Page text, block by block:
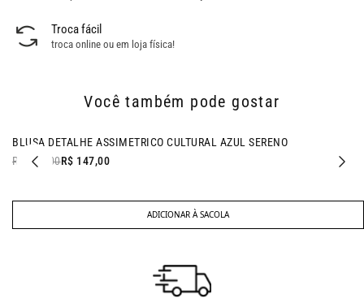
Troca fácil
troca online ou em loja física!
Você também pode gostar
- 51% OFF
BLUSA DETALHE ASSIMETRICO CULTURAL AZUL SERENO
R$ 297,00R$ 147,00
ADICIONAR À SACOLA